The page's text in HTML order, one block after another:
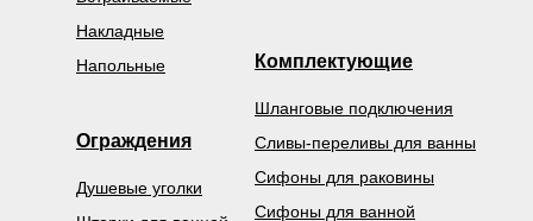
Сливы-переливы для ванны
Сифоны для ванной
Шланговые подключения
Сифоны для раковины
Накладные
Напольные
Ограждения
Душевые уголки
Комплектующие